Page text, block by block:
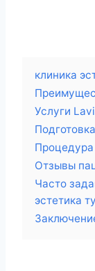
клиника
Услуги
Процедура
Отзывы
Часто
эстетика